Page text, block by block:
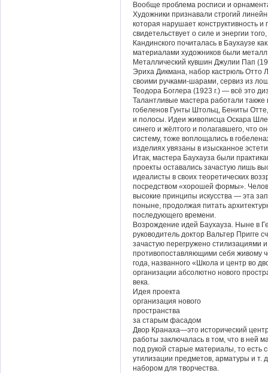
Вообще проблема росписи и
Художники признавали строгий
которая нарушает конструктивность
свидетельствует о силе и энергии
Кандинского почиталась в Баухаузе
материалами художников были
Металлический кувшин Джулии Пап
Эриха Дикмана, набор кастрюль
своими ручками-шарами, сервиз из
Теодора Боглера (1923 г.) — всё это
Талантливые мастера работали также
гобеленов Гунты Штольц, Бениты
и полосы. Идеи живописца Оскара
синего и жёлтого и полагавшего, что
систему, тоже воплощались в
изделиях увязаны в изысканное
Итак, мастера Баухауза были
проекты оставались зачастую лишь
идеалисты в своих теоретических
посредством «хорошей формы».
высокие принципы искусства — эта
поныне, продолжая питать
последующего времени.
Возрождение идей Баухауза. Ныне в
руководитель доктор Вальтер Пригге
зачастую перегружено стилизациями
противопоставляющими себя живому
года, названного «Школа и центр во
организации абсолютно нового
века.
Идея проекта
организация нового
пространства
за старым фасадом
Двор Кранаха—это исторический
работы заключалась в том, что в ней
под рукой старые материалы, то
утилизации предметов, арматуры и т.
набором для творчества.